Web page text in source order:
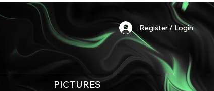
PICTURES
Register / Login